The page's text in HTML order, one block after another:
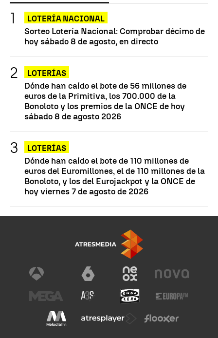
LOTERÍA NACIONAL
Sorteo Lotería Nacional: Comprobar décimo de
hoy sábado 8 de agosto, en directo
LOTERÍAS
Dónde han caído el bote de 56 millones de
euros de la Primitiva, los 700.000 de la
Bonoloto y los premios de la ONCE de hoy
sábado 8 de agosto 2026
LOTERÍAS
Dónde han caído el bote de 110 millones de
euros del Euromillones, el de 110 millones de la
Bonoloto, y los del Eurojackpot y la ONCE de
hoy viernes 7 de agosto de 2026